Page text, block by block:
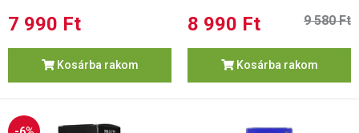
7 990 Ft
Kosárba rakom
8 990 Ft 9 580 Ft
Kosárba rakom